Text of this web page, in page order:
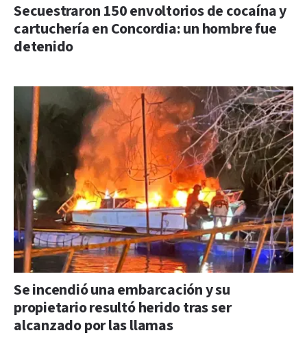
Secuestraron 150 envoltorios de cocaína y
cartuchería en Concordia: un hombre fue
detenido
Se incendió una embarcación y su
propietario resultó herido tras ser
alcanzado por las llamas